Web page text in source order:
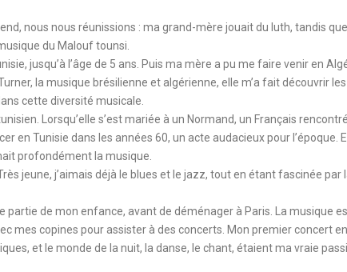
nous nous réunissions : ma grand-mère jouait du luth, tandis
du Malouf tounsi.
jusqu’à l’âge de 5 ans. Puis ma mère a pu me faire venir en
la musique brésilienne et algérienne, elle m’a fait découvrir les
cette diversité musicale.
Lorsqu’elle s’est mariée à un Normand, un Français
en Tunisie dans les années 60, un acte audacieux pour l’époque.
profondément la musique.
jeune, j’aimais déjà le blues et le jazz, tout en étant fascinée par
partie de mon enfance, avant de déménager à Paris. La musique
mes copines pour assister à des concerts. Mon premier concert
et le monde de la nuit, la danse, le chant, étaient ma vraie